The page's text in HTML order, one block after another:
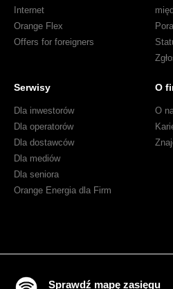
szybki
internet
Internet
Orange Flex
Offers for foreigners
Serwisy
Dla inwestorów
Dla operatorów
Dla dostawców
Dla mediów
Dla seniora
Orange Energia dla Firm
O
O
Sprawdź mapę zasięgu